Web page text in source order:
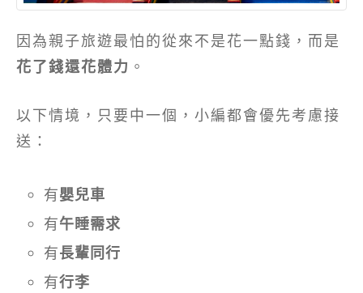
因為親子旅遊最怕的從來不是花一點錢，而是
花了錢還花體力 。
以下情境，只要中一個，小編都會優先考慮接
送：
有嬰兒車
有午睡需求
有長輩同行
有行李